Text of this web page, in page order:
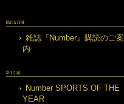
MAGAZINE
雑誌『Number』購読のご案
内
SPECIAL
Number SPORTS OF THE
YEAR